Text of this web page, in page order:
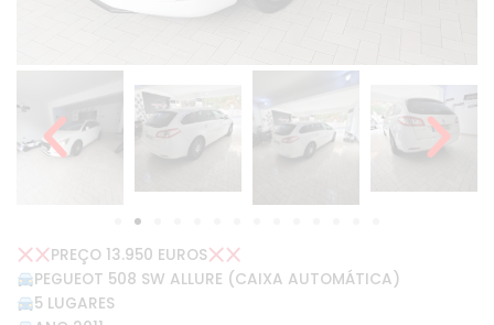
PREÇO 13.950 EUROS
PEGUEOT 508 SW ALLURE (CAIXA AUTOMÁTICA)
5 LUGARES